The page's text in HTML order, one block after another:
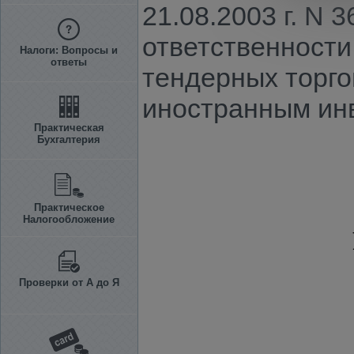
Налоги: Вопросы и
ответы
Практическая
Бухгалтерия
Практическое
Налогообложение
Проверки от А до Я
21.08.2003 г. N
тендерных
иностранным